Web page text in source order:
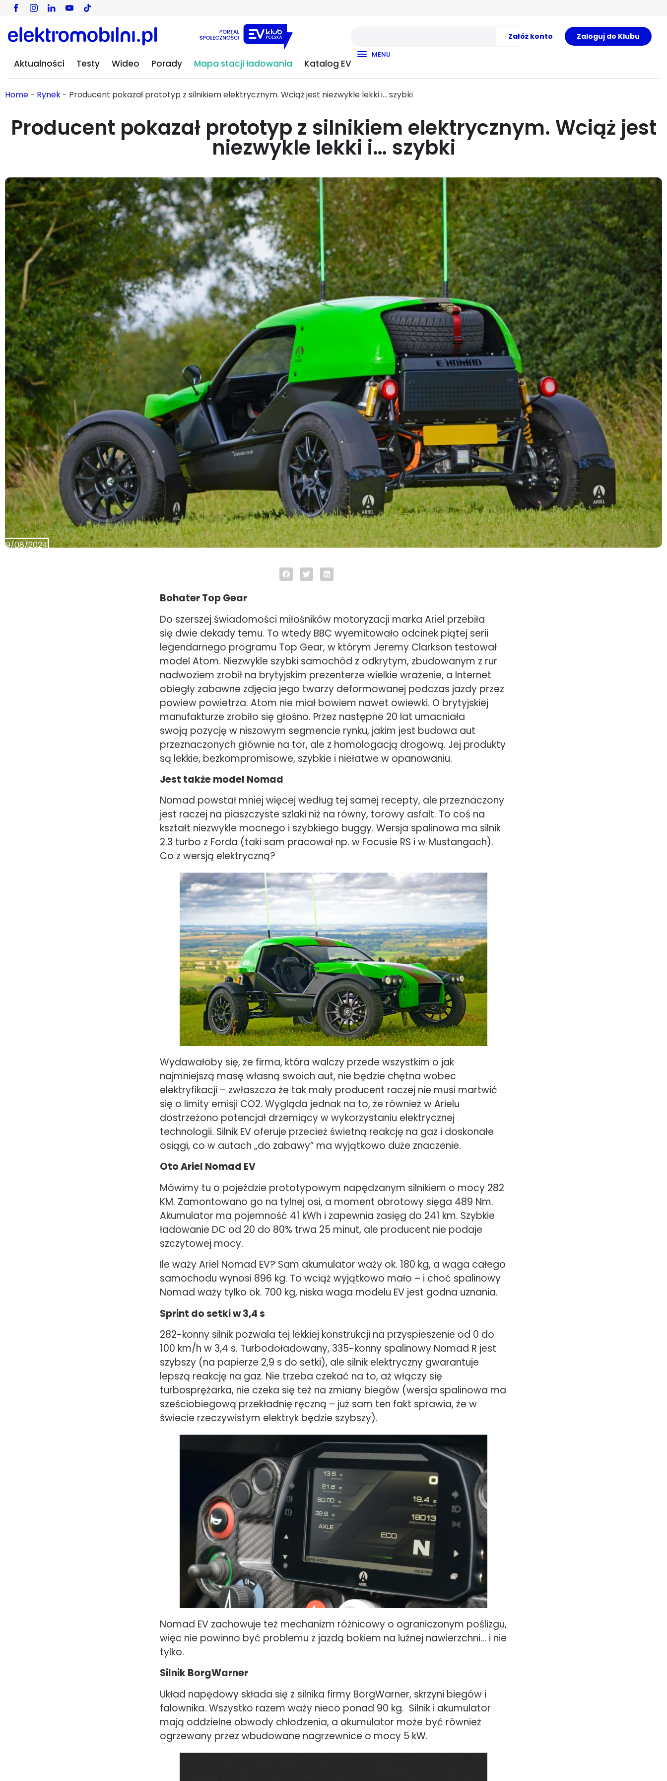
Załóż konto Zaloguj do Klubu
Aktualności Testy Wideo Porady Mapa stacji ładowania Katalog EV
MENU
Home - Rynek - Producent pokazał prototyp z silnikiem elektrycznym. Wciąż jest niezwykle lekki i… szybki
Producent pokazał prototyp z silnikiem elektrycznym. Wciąż jest
niezwykle lekki i… szybki
29/08/2024
Bohater Top Gear
Do szerszej świadomości miłośników motoryzacji marka Ariel przebiła
się dwie dekady temu. To wtedy BBC wyemitowało odcinek piątej serii
legendarnego programu Top Gear, w którym Jeremy Clarkson testował
model Atom. Niezwykle szybki samochód z odkrytym, zbudowanym z rur
nadwoziem zrobił na brytyjskim prezenterze wielkie wrażenie, a Internet
obiegły zabawne zdjęcia jego twarzy deformowanej podczas jazdy przez
powiew powietrza. Atom nie miał bowiem nawet owiewki. O brytyjskiej
manufakturze zrobiło się głośno. Przez następne 20 lat umacniała
swoją pozycję w niszowym segmencie rynku, jakim jest budowa aut
przeznaczonych głównie na tor, ale z homologacją drogową. Jej produkty
są lekkie, bezkompromisowe, szybkie i niełatwe w opanowaniu.
Jest także model Nomad
Nomad powstał mniej więcej według tej samej recepty, ale przeznaczony
jest raczej na piaszczyste szlaki niż na równy, torowy asfalt. To coś na
kształt niezwykle mocnego i szybkiego buggy. Wersja spalinowa ma silnik
2.3 turbo z Forda (taki sam pracował np. w Focusie RS i w Mustangach).
Co z wersją elektryczną?
Wydawałoby się, że firma, która walczy przede wszystkim o jak
najmniejszą masę własną swoich aut, nie będzie chętna wobec
elektryfikacji – zwłaszcza że tak mały producent raczej nie musi martwić
się o limity emisji CO2. Wygląda jednak na to, że również w Arielu
dostrzeżono potencjał drzemiący w wykorzystaniu elektrycznej
technologii. Silnik EV oferuje przecież świetną reakcję na gaz i doskonałe
osiągi, co w autach „do zabawy” ma wyjątkowo duże znaczenie.
Oto Ariel Nomad EV
Mówimy tu o pojeździe prototypowym napędzanym silnikiem o mocy 282
KM. Zamontowano go na tylnej osi, a moment obrotowy sięga 489 Nm.
Akumulator ma pojemność 41 kWh i zapewnia zasięg do 241 km. Szybkie
ładowanie DC od 20 do 80% trwa 25 minut, ale producent nie podaje
szczytowej mocy.
Ile waży Ariel Nomad EV? Sam akumulator waży ok. 180 kg, a waga całego
samochodu wynosi 896 kg. To wciąż wyjątkowo mało – i choć spalinowy
Nomad waży tylko ok. 700 kg, niska waga modelu EV jest godna uznania.
Sprint do setki w 3,4 s
282-konny silnik pozwala tej lekkiej konstrukcji na przyspieszenie od 0 do
100 km/h w 3,4 s. Turbodoładowany, 335-konny spalinowy Nomad R jest
szybszy (na papierze 2,9 s do setki), ale silnik elektryczny gwarantuje
lepszą reakcję na gaz. Nie trzeba czekać na to, aż włączy się
turbosprężarka, nie czeka się też na zmiany biegów (wersja spalinowa ma
sześciobiegową przekładnię ręczną – już sam ten fakt sprawia, że w
świecie rzeczywistym elektryk będzie szybszy).
Nomad EV zachowuje też mechanizm różnicowy o ograniczonym poślizgu,
więc nie powinno być problemu z jazdą bokiem na luźnej nawierzchni… i nie
tylko.
Silnik BorgWarner
Układ napędowy składa się z silnika firmy BorgWarner, skrzyni biegów i
falownika. Wszystko razem waży nieco ponad 90 kg. Silnik i akumulator
mają oddzielne obwody chłodzenia, a akumulator może być również
ogrzewany przez wbudowane nagrzewnice o mocy 5 kW.